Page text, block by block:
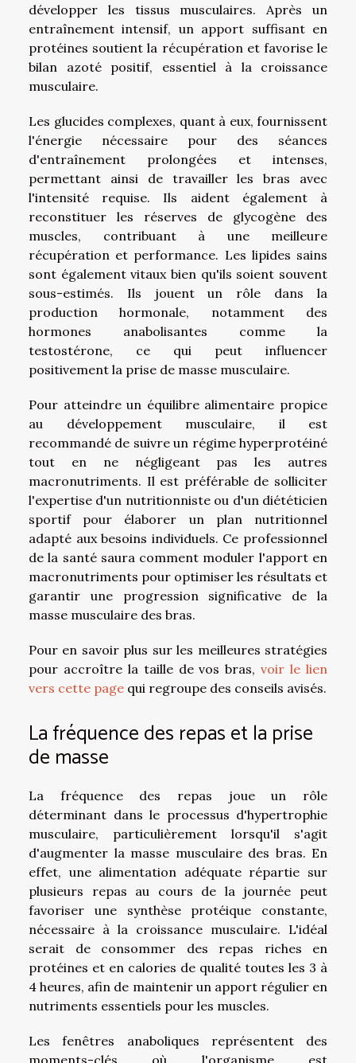
développer les tissus musculaires. Après un
entraînement intensif, un apport suffisant en
protéines soutient la récupération et favorise le
bilan azoté positif, essentiel à la croissance
musculaire.
Les glucides complexes, quant à eux, fournissent
l'énergie nécessaire pour des séances
d'entraînement prolongées et intenses,
permettant ainsi de travailler les bras avec
l'intensité requise. Ils aident également à
reconstituer les réserves de glycogène des
muscles, contribuant à une meilleure
récupération et performance. Les lipides sains
sont également vitaux bien qu'ils soient souvent
sous-estimés. Ils jouent un rôle dans la
production hormonale, notamment des
hormones anabolisantes comme la
testostérone, ce qui peut influencer
positivement la prise de masse musculaire.
Pour atteindre un équilibre alimentaire propice
au développement musculaire, il est
recommandé de suivre un régime hyperprotéiné
tout en ne négligeant pas les autres
macronutriments. Il est préférable de solliciter
l'expertise d'un nutritionniste ou d'un diététicien
sportif pour élaborer un plan nutritionnel
adapté aux besoins individuels. Ce professionnel
de la santé saura comment moduler l'apport en
macronutriments pour optimiser les résultats et
garantir une progression significative de la
masse musculaire des bras.
Pour en savoir plus sur les meilleures stratégies
pour accroître la taille de vos bras,voir le lien
vers cette page qui regroupe des conseils avisés.
La fréquence des repas et la prise
de masse
La fréquence des repas joue un rôle
déterminant dans le processus d'hypertrophie
musculaire, particulièrement lorsqu'il s'agit
d'augmenter la masse musculaire des bras. En
effet, une alimentation adéquate répartie sur
plusieurs repas au cours de la journée peut
favoriser une synthèse protéique constante,
nécessaire à la croissance musculaire. L'idéal
serait de consommer des repas riches en
protéines et en calories de qualité toutes les 3 à
4 heures, afin de maintenir un apport régulier en
nutriments essentiels pour les muscles.
Les fenêtres anaboliques représentent des